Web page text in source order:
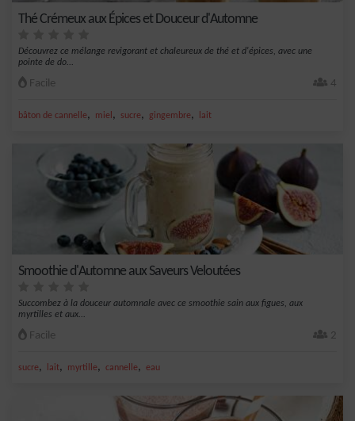
Thé Crémeux aux Épices et Douceur d'Automne
Découvrez ce mélange revigorant et chaleureux de thé et d'épices, avec une
pointe de do...
Facile 4
bâton de cannelle, miel , sucre, gingembre, lait
Smoothie d'Automne aux Saveurs Veloutées
Succombez à la douceur automnale avec ce smoothie sain aux figues, aux
myrtilles et aux...
Facile 2
sucre, lait, myrtille, cannelle, eau